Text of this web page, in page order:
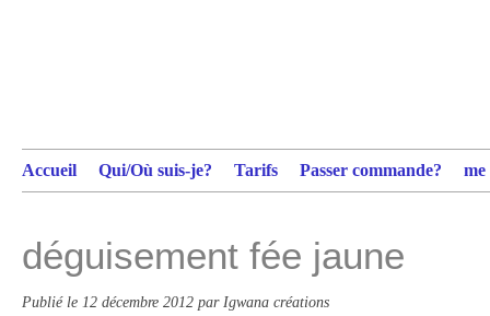
Accueil Qui/Où suis-je? Tarifs Passer commande?
déguisement fée jaune
Publié le 12 décembre 2012 par Igwana créations